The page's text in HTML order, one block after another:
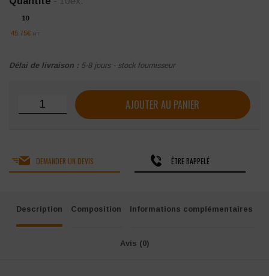
10
45.75€ HT
Délai de livraison : 5-8 jours - stock fournisseur
quantité de Chaussettes techniques hiver Singer Cluse
AJOUTER AU PANIER
DEMANDER UN DEVIS ÊTRE RAPPELÉ
Description Composition Informations complémentaires
Avis (0)